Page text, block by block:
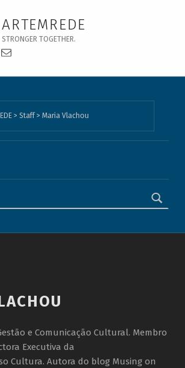
Maria Vlachou - ARTEMREDE
ARTEMREDE
STRONGER TOGETHER.
Artemrede
da Artemrede
da Artemrede
Email para artemrede@artemrede.pt
> Staff> Maria Vlachou
e Comunicação Cultural. Membro
Executiva da
Cultura. Autora do blog Musing on